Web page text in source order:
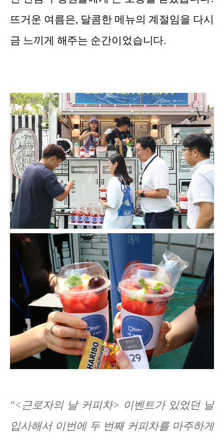
뜨거운 여름은, 달콤한 메뉴의 계절임을 다시
금 느끼게 해주는 순간이었습니다.
"<근로자의 날 커피차> 이벤트가 있었던 날
입사해서 이번에 두 번째 커피차를 마주하게